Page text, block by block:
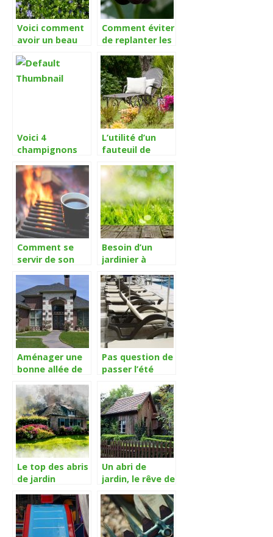
Voici comment
avoir un beau
entretien
Comment éviter
de replanter les
votre potager?
Voici 4
champignons
pouvez cueillir
sans crainte
dans votre
potager ou aux
alentours de la
maison
L’utilité d’un
fauteuil de
estivale
Comment se
servir de son
Besoin d’un
jardinier à
trouver un
prestataire
paysagiste ou
un jardinier ici
Aménager une
bonne allée de
règles à suivre
Pas question de
passer l’été
de soleil!
Le top des abris
de jardin
Un abri de
jardin, le rêve de
d’homme